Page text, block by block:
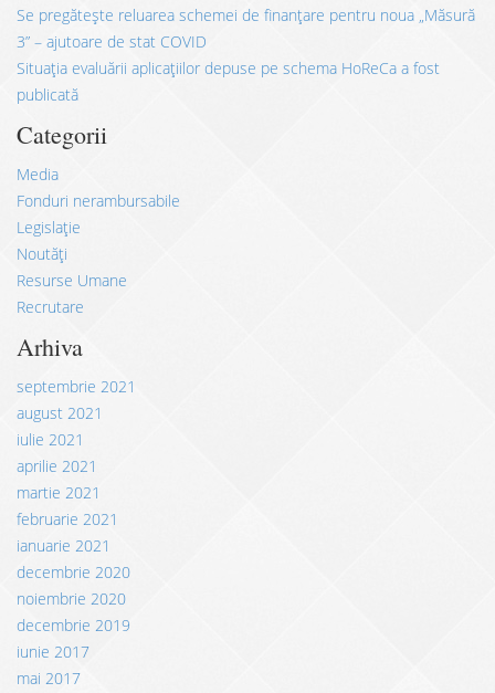
Se pregătește reluarea schemei de finanțare pentru noua „Măsură
3” – ajutoare de stat COVID
Situația evaluării aplicațiilor depuse pe schema HoReCa a fost
publicată
Categorii
Media
Fonduri nerambursabile
Legislație
Noutăți
Resurse Umane
Recrutare
Arhiva
septembrie 2021
august 2021
iulie 2021
aprilie 2021
martie 2021
februarie 2021
ianuarie 2021
decembrie 2020
noiembrie 2020
decembrie 2019
iunie 2017
mai 2017